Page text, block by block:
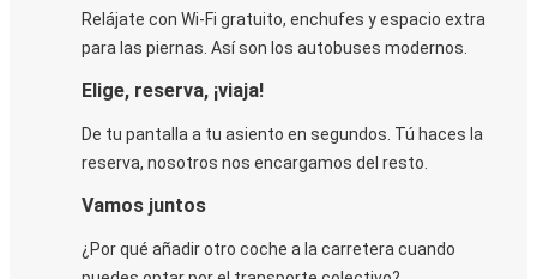
Relájate con Wi-Fi gratuito, enchufes y espacio extra
para las piernas. Así son los autobuses modernos.
Elige, reserva, ¡viaja!
De tu pantalla a tu asiento en segundos. Tú haces la
reserva, nosotros nos encargamos del resto.
Vamos juntos
¿Por qué añadir otro coche a la carretera cuando